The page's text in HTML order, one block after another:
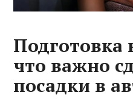
Подготовка
что важно
посадки в